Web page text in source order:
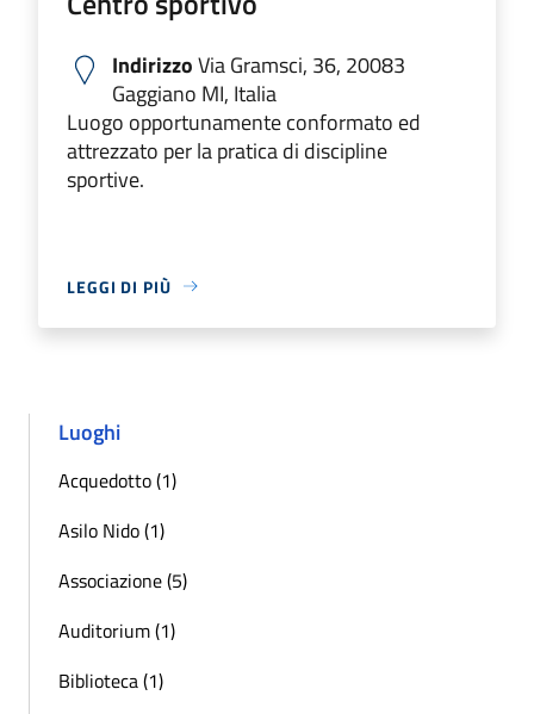
IndirizzoVia Gramsci, 36, 20083
Gaggiano MI, Italia
Luogo opportunamente conformato ed
attrezzato per la pratica di discipline
sportive.
LEGGI DI PIÙ
Luoghi
Acquedotto (1)
Asilo Nido (1)
Associazione (5)
Auditorium (1)
Biblioteca (1)